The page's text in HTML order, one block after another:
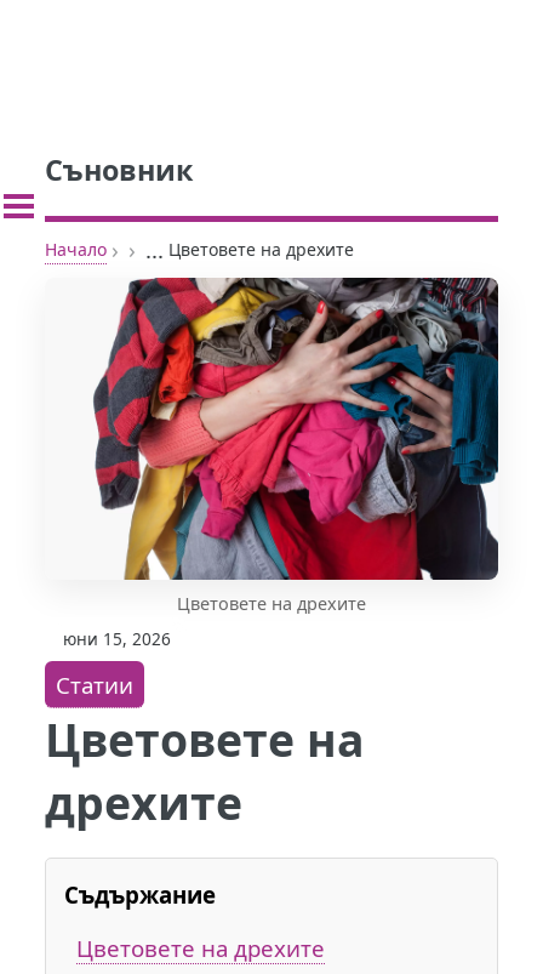
Съновник
Начало › › ... Цветовете на дрехите
Цветовете на дрехите
юни 15, 2026
Статии
Цветовете на
дрехите
Съдържание
Цветовете на дрехите